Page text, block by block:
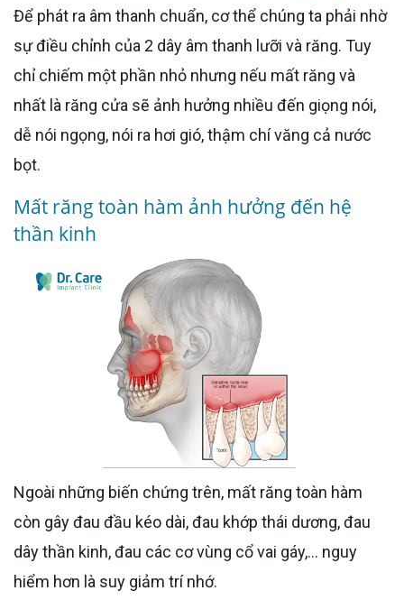
Để phát ra âm thanh chuẩn, cơ thể chúng ta phải nhờ
sự điều chỉnh của 2 dây âm thanh lưỡi và răng. Tuy
chỉ chiếm một phần nhỏ nhưng nếu mất răng và
nhất là răng cửa sẽ ảnh hưởng nhiều đến giọng nói,
dễ nói ngọng, nói ra hơi gió, thậm chí văng cả nước
bọt.
Mất răng toàn hàm ảnh hưởng đến hệ
thần kinh
Ngoài những biến chứng trên, mất răng toàn hàm
còn gây đau đầu kéo dài, đau khớp thái dương, đau
dây thần kinh, đau các cơ vùng cổ vai gáy,... nguy
hiểm hơn là suy giảm trí nhớ.